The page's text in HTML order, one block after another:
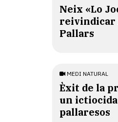
​Neix «Lo
reivindicar
Pallars
MEDI NATURAL
Èxit de la
un ictiocida
pallaresos